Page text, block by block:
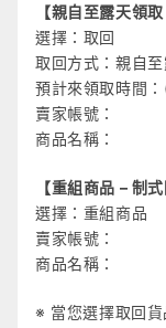
【親自至露天領取
選擇：取回
取回方式：親自
預計來領取時間
賣家帳號：
商品名稱：
【重組商品 – 制
選擇：重組商品
賣家帳號：
商品名稱：
※ 當您選擇取回